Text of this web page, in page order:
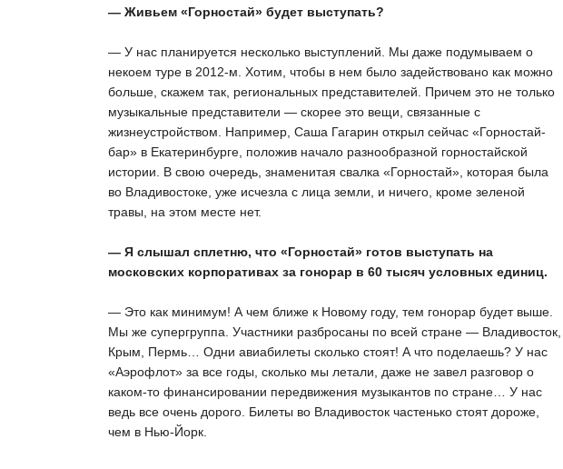
— Живьем «Горностай» будет выступать?
— У нас планируется несколько выступлений. Мы даже подумываем о
некоем туре в 2012-м. Хотим, чтобы в нем было задействовано как можно
больше, скажем так, региональных представителей. Причем это не только
музыкальные представители — скорее это вещи, связанные с
жизнеустройством. Например, Саша Гагарин открыл сейчас «Горностай-
бар» в Екатеринбурге, положив начало разнообразной горностайской
истории. В свою очередь, знаменитая свалка «Горностай», которая была
во Владивостоке, уже исчезла с лица земли, и ничего, кроме зеленой
травы, на этом месте нет.
— Я слышал сплетню, что «Горностай» готов выступать на
московских корпоративах за гонорар в 60 тысяч условных единиц.
— Это как минимум! А чем ближе к Новому году, тем гонорар будет выше.
Мы же супергруппа. Участники разбросаны по всей стране — Владивосток,
Крым, Пермь… Одни авиабилеты сколько стоят! А что поделаешь? У нас
«Аэрофлот» за все годы, сколько мы летали, даже не завел разговор о
каком-то финансировании передвижения музыкантов по стране… У нас
ведь все очень дорого. Билеты во Владивосток частенько стоят дороже,
чем в Нью-Йорк.